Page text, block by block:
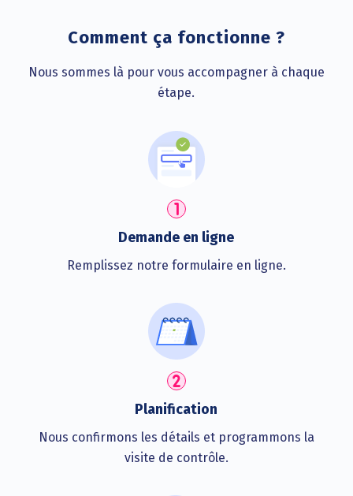
Comment ça fonctionne ?
Nous sommes là pour vous accompagner à chaque
étape.
Demande en ligne
Remplissez notre formulaire en ligne.
Planification
Nous confirmons les détails et programmons la
visite de contrôle.